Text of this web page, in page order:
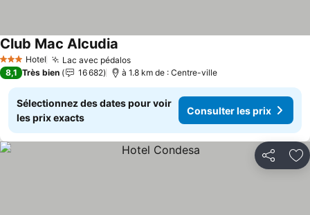
3 ÉtoilesHotel Lac avec pédalos
Club Mac Alcudia
8,1 Très bien 16 682 à 1.8 km de : Centre-ville
Sélectionnez des dates pour voir
les prix exacts
Consulter les prix
Partager